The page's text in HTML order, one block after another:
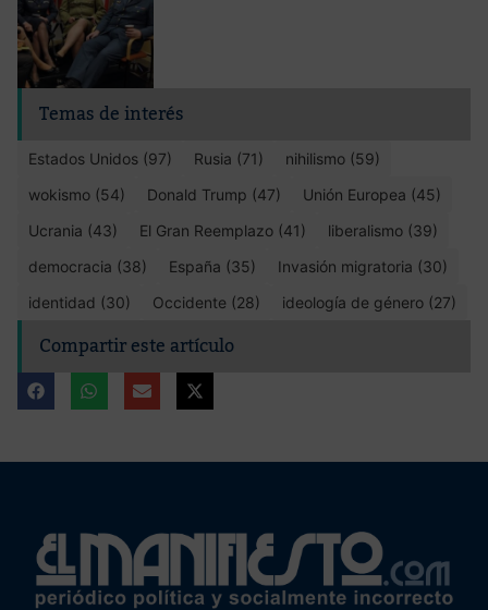
Temas de interés
Estados Unidos (97) Rusia (71)
nihilismo (59)
wokismo (54)
Donald Trump (47)
Unión Europea (45)
Ucrania (43)
El Gran Reemplazo (41)
liberalismo (39)
democracia (38)
España (35)
Invasión migratoria (30)
identidad (30)
Occidente (28) ideología de género (27)
Compartir este artículo